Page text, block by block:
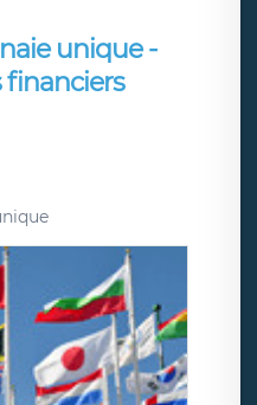
unique -
financiers